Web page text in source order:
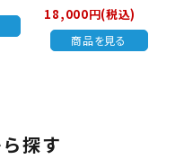
18,000円(税込)
商品を見る
探す